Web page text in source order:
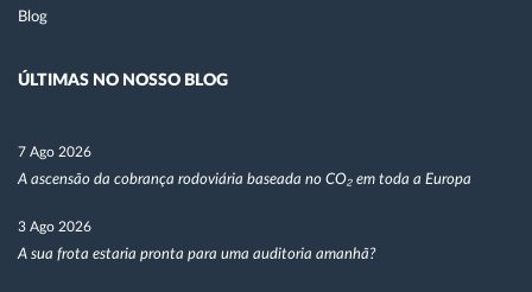
Blog
ÚLTIMAS NO NOSSO BLOG
7 Ago 2026
A ascensão da cobrança rodoviária baseada no CO₂ em toda a Europa
3 Ago 2026
A sua frota estaria pronta para uma auditoria amanhã?